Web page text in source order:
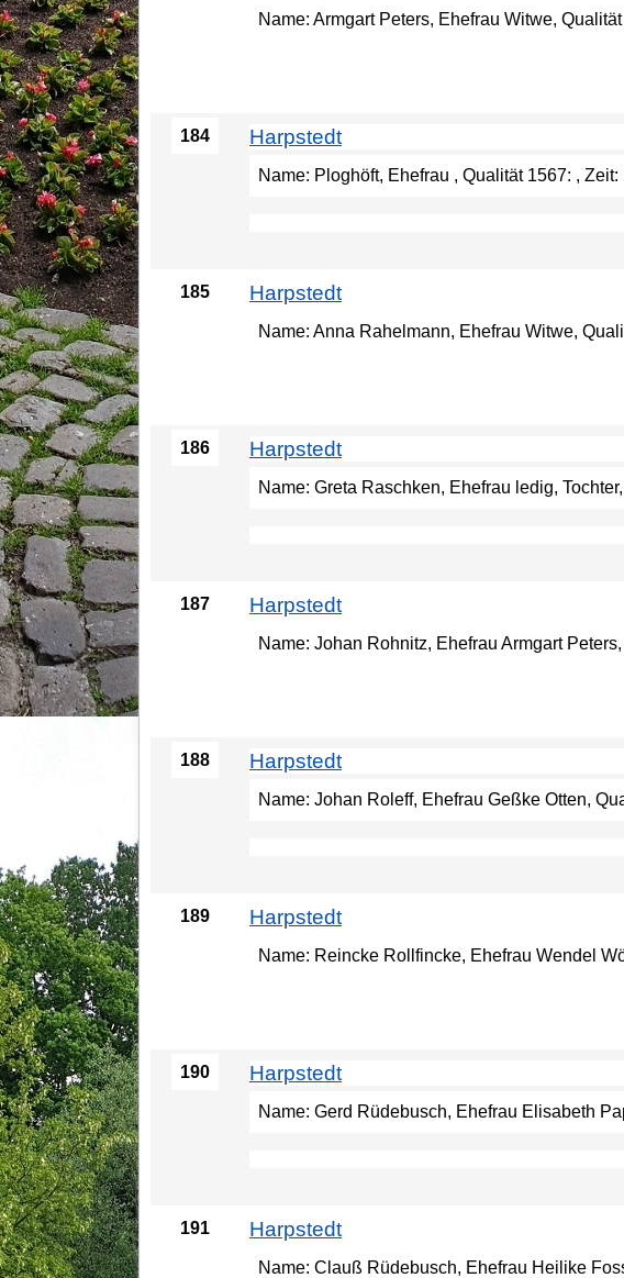
Name: Armgart Peters, Ehefrau Witwe,
184 Harpstedt
Name: Ploghöft, Ehefrau , Qualität 1567: ,
185 Harpstedt
Name: Anna Rahelmann, Ehefrau Witwe,
186 Harpstedt
Name: Greta Raschken, Ehefrau ledig,
187 Harpstedt
Name: Johan Rohnitz, Ehefrau Armgart
188 Harpstedt
Name: Johan Roleff, Ehefrau Geßke Otten,
189 Harpstedt
Name: Reincke Rollfincke, Ehefrau Wendel
190 Harpstedt
Name: Gerd Rüdebusch, Ehefrau Elisabeth
191 Harpstedt
Name: Clauß Rüdebusch, Ehefrau Heilike